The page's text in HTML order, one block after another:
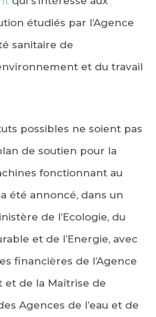
étudiés par l’Agence
sanitaire de
et du travail
possibles ne soient pas
de soutien pour la
fonctionnant au
été annoncé, dans un
de l’Ecologie, du
et de l’Energie, avec
financières de l’Agence
et de la Maîtrise de
Agences de l’eau et de